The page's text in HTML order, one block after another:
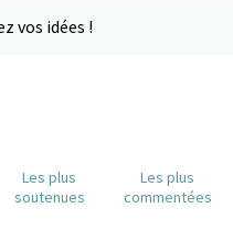
vos idées !
Les plus
soutenues
Les plus
commentées